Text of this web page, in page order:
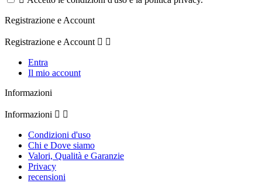
Registrazione e Account
Registrazione e Account  
Entra
Il mio account
Informazioni
Informazioni  
Condizioni d'uso
Chi e Dove siamo
Valori, Qualità e Garanzie
Privacy
recensioni